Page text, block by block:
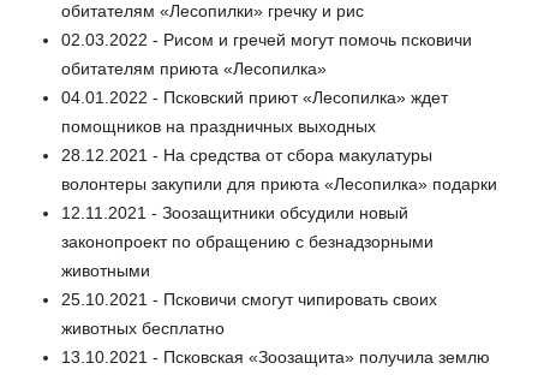
обитателям «Лесопилки» гречку и рис
02.03.2022 - Рисом и гречей могут помочь псковичи
обитателям приюта «Лесопилка»
04.01.2022 - Псковский приют «Лесопилка» ждет
помощников на праздничных выходных
28.12.2021 - На средства от сбора макулатуры
волонтеры закупили для приюта «Лесопилка» подарки
12.11.2021 - Зоозащитники обсудили новый
законопроект по обращению с безнадзорными
животными
25.10.2021 - Псковичи смогут чипировать своих
животных бесплатно
13.10.2021 - Псковская «Зоозащита» получила землю